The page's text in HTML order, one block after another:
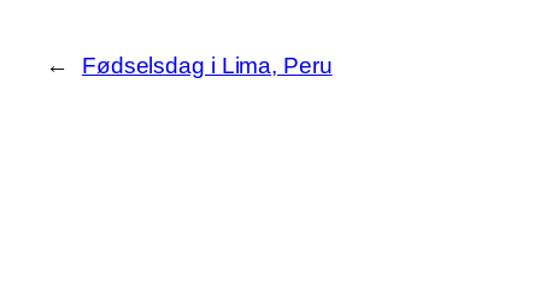
← Fødselsdag i Lima, Peru